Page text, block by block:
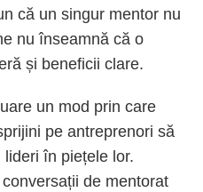
că un singur mentor nu
nu înseamnă că o
și beneficii clare.
un mod prin care
pe antreprenori să
în piețele lor.
de mentorat